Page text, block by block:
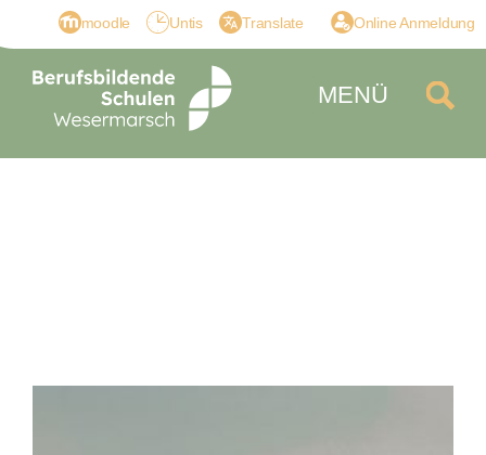
moodle Untis Translate Online Anmeldung
MENÜ